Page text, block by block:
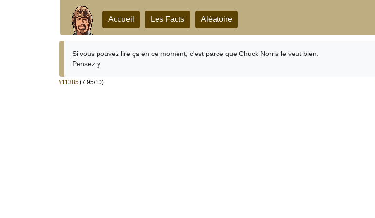
Accueil Les Facts Aléatoire
Si vous pouvez lire ça en ce moment, c'est parce que Chuck Norris le veut bien.
Pensez y.
#11385 (7.95/10)